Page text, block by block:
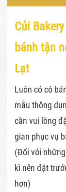
Củi
bánh tận
Lạt
Luôn có có
mẫu thông
cần vui lòng
gian phục vụ
(Đối với
kì nên đặt
hơn)